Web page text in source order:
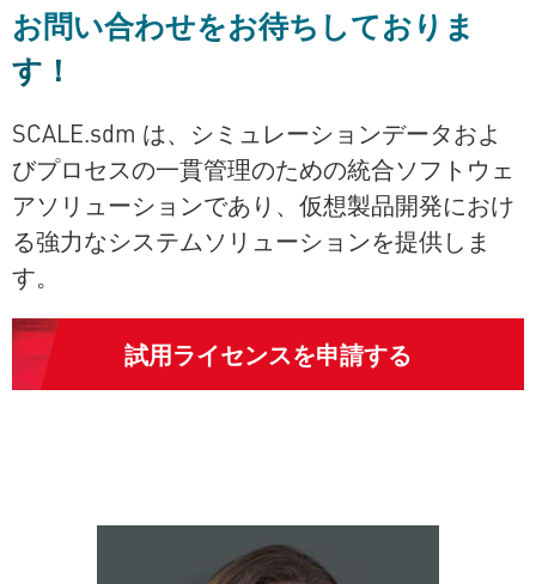
お問い合わせをお待ちしておりま
す！
SCALE.sdm は、シミュレーションデータおよ
びプロセスの一貫管理のための統合ソフトウェ
アソリューションであり、仮想製品開発におけ
る強力なシステムソリューションを提供しま
す。
試用ライセンスを申請する